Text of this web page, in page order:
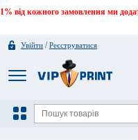
1% від кожного замовлення ми
Увійти /Реєструватися